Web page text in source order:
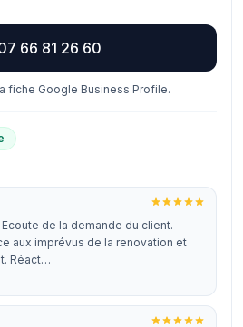
66 81 26 60
fiche Google Business Profile.
de la demande du client.
aux imprévus de la renovation et
Réact…